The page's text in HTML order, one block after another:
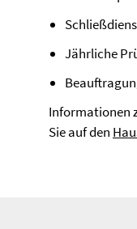
Jährliche
Informationen
Sie auf den